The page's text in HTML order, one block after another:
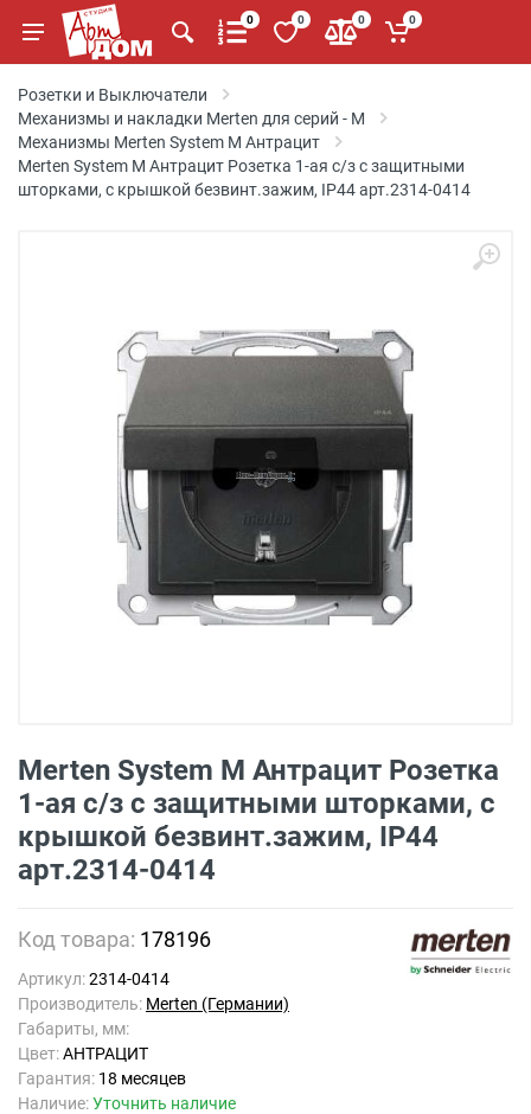
0 0 0 0
Розетки и Выключатели
Механизмы и накладки Merten для серий - M
Механизмы Merten System M Антрацит
Merten System M Антрацит Розетка 1-ая с/з с защитными
шторками, с крышкой безвинт.зажим, IP44 арт.2314-0414
Merten System M Антрацит Розетка
1-ая с/з с защитными шторками, с
крышкой безвинт.зажим, IP44
арт.2314-0414
Код товара: 178196
Артикул:2314-0414
Производитель: Merten (Германии)
Габариты, мм:
Цвет:АНТРАЦИТ
Гарантия: 18 месяцев
Наличие:Уточнить наличие